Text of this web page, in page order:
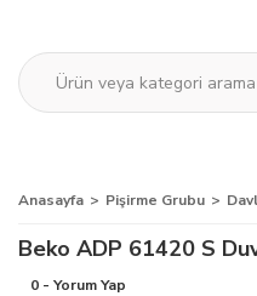
Anasayfa Pişirme Grubu
Beko ADP 61420 S
0 - Yorum Yap